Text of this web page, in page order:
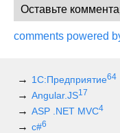
Оставьте
comments powered
1С:Предприятие64
Angular.JS17
ASP .NET MVC4
c#6